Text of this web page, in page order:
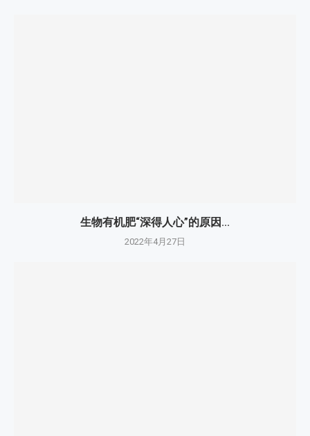
生物有机肥“深得人心”的原因...
2022年4月27日